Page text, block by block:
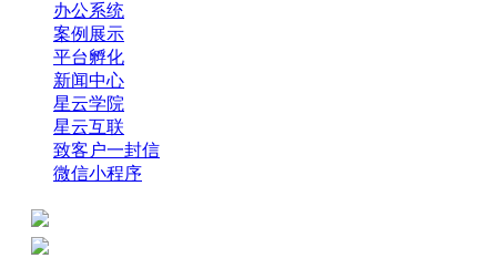
办公系统
案例展示
平台孵化
新闻中心
星云学院
星云互联
致客户一封信
微信小程序